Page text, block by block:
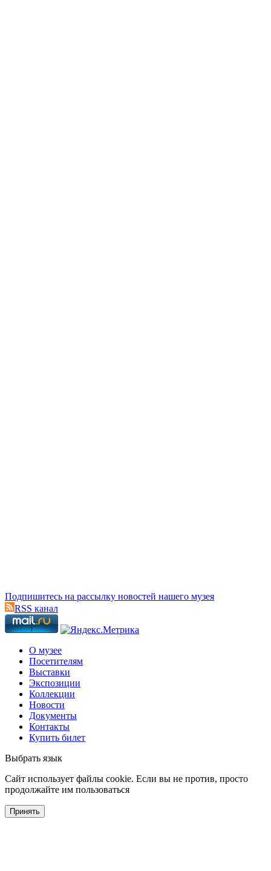
Подпишитесь на рассылку новостей нашего музея
RSS канал
О музее
Посетителям
Выставки
Экспозиции
Коллекции
Новости
Документы
Контакты
Купить билет
Выбрать язык
Cайт использует файлы cookie. Если вы не против, просто
продолжайте им пользоваться
Принять